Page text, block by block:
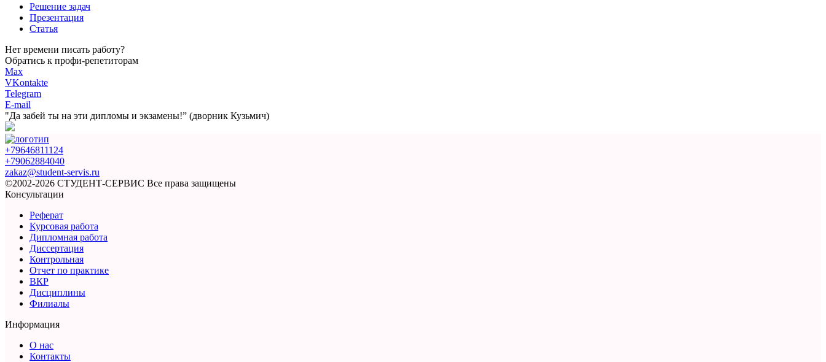
Решение задач
Презентация
Статья
Нет времени писать работу?
Обратись к профи-репетиторам
Max
VKontakte
Telegram
E-mail
"Да забей ты на эти дипломы и экзамены!” (дворник Кузьмич)
+79646811124
+79062884040
zakaz@student-servis.ru
©2002-2026 СТУДЕНТ-СЕРВИС Все права защищены
Консультации
Реферат
Курсовая работа
Дипломная работа
Диссертация
Контрольная
Отчет по практике
ВКР
Дисциплины
Филиалы
Информация
О нас
Контакты